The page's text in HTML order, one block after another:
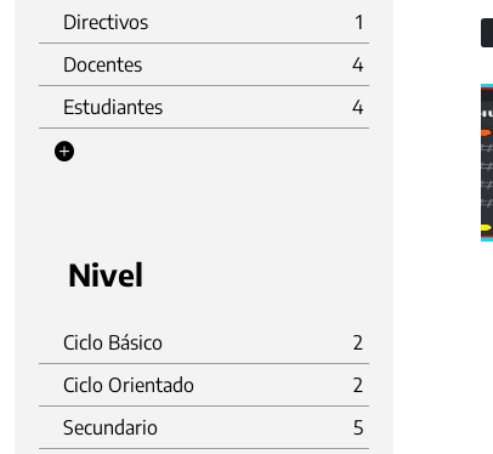
Directivos
1
Docentes
4
Estudiantes
4
Nivel
Ciclo Básico
2
Ciclo Orientado
2
Secundario
5